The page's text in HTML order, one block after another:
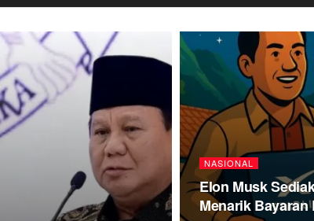
NASIONAL
Elon Musk
Menarik Bayaran